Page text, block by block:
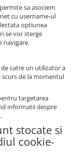
sa asociem
cu username-ul
optiunea
se vor sterge
navigare.
catre un utilizator a
de la momentul
targetarea
informatii despre
stocate si
cookie-